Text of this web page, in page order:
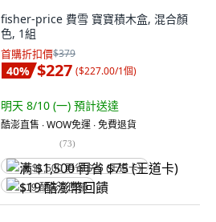
fisher-price 費雪 寶寶積木盒, 混合顏
色, 1組
首購折扣價$379
40% $227 ($227.00/1個)
明天 8/10 (一) 預計送達
酷澎直售 ∙ WOW免運 ∙ 免費退貨
(73)
满 $1,500 再省 $75 (王道卡)
$19 酷澎幣回饋